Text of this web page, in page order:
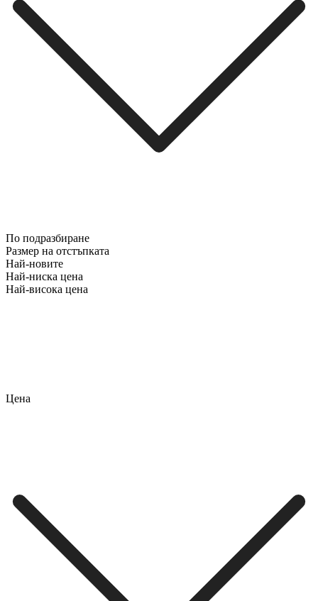
По подразбиране
Размер на отстъпката
Най-новите
Най-ниска цена
Най-висока цена
Цена